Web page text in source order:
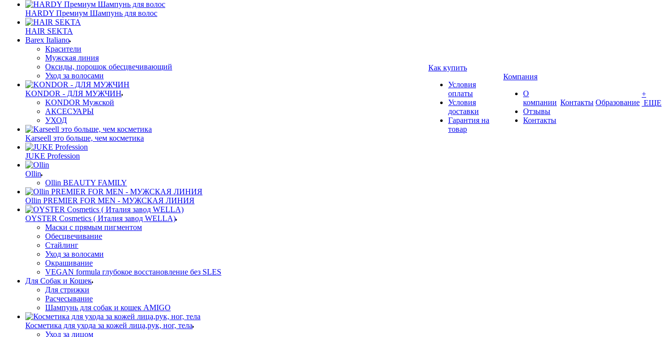
HARDY Премиум Шампунь для волос
HAIR SEKTA
Barex Italiano
Красители
Мужская линия
Оксиды, порошок обесцвечивающий
Уход за волосами
KONDOR - ДЛЯ МУЖЧИН
KONDOR Мужской
АКСЕСУАРЫ
УХОД
Karseell это больше, чем косметика
JUKE Profession
Ollin
Ollin BEAUTY FAMILY
Ollin PREMIER FOR MEN - МУЖСКАЯ ЛИНИЯ
OYSTER Cosmetics ( Италия завод WELLA)
Маски с прямым пигментом
Обесцвечивание
Стайлинг
Уход за волосами
Окрашивание
VEGAN formula глубокое восстановление без SLES
Для Собак и Кошек
Для стрижки
Расчесывание
Шампунь для собак и кошек AMIGO
Косметика для ухода за кожей лица,рук, ног, тела
Уход за лицом
Как купить
Условия
оплаты
Условия
доставки
Гарантия на
товар
Компания
О
компании
Отзывы
Контакты
Контакты Образование
+
ЕЩЕ